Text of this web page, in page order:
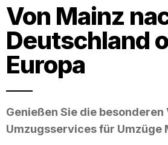
Von Mainz
Deutschland
Europa
Genießen Sie die
Umzugsservices für Umzüge